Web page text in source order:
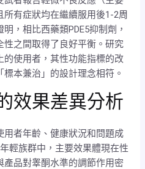
有症狀均在繼續服用後1-2周
，相比西藥類PDE5抑制劑，
性之間取得了良好平衡。研究
使用者，其性功能指標的改
本兼治」的設計理念相符。
效果差異分析
者年齡、健康狀況和問題成
輕族群中，主要效果體現在性
品對睾酮水準的調節作用密